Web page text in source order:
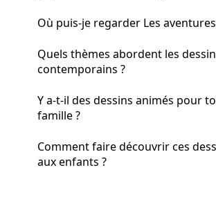
Où puis-je regarder Les
Quels thèmes abordent les
contemporains ?
Y a-t-il des dessins animés pour
famille ?
Comment faire découvrir ces
aux enfants ?